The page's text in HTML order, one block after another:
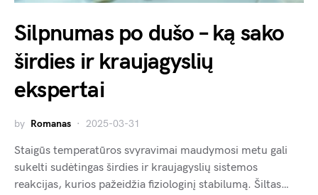
Silpnumas po dušo – ką sako
širdies ir kraujagyslių
ekspertai
by Romanas 2025-03-31
Staigūs temperatūros svyravimai maudymosi metu gali
sukelti sudėtingas širdies ir kraujagyslių sistemos
reakcijas, kurios pažeidžia fiziologinį stabilumą. Šiltas…